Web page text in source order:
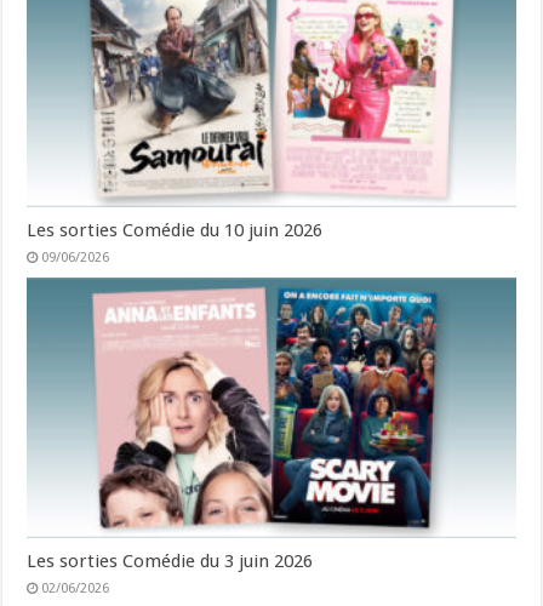
Les sorties Comédie du 10 juin 2026
09/06/2026
Les sorties Comédie du 3 juin 2026
02/06/2026